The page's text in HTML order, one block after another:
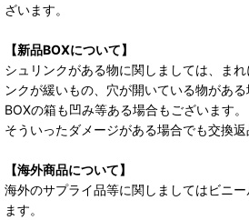
ざいます。
【新品BOXについて】
シュリンクがある物に関しましては、ま
ンクが緩いもの、穴が開いている物がある
BOXの箱も凹み等ある場合もございます。
そういったダメージがある場合でも交換返
【海外商品について】
海外のサプライ品等に関しましてはビニ
ます。